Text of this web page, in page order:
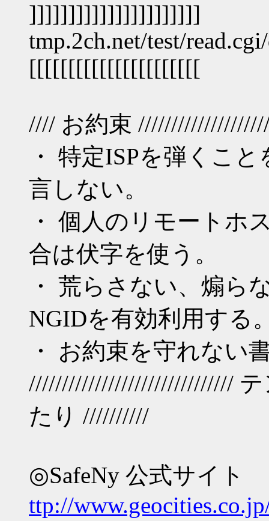
]]]]]]]]]]]]]]]]]]]]]]
tmp.2ch.net/test/
[[[[[[[[[[[[[[[[[[[[[[
//// お約束
・ 特定ISPを弾くこ
言しない。
・ 個人のリモートホ
合は伏字を使う。
・ 荒らさない、煽ら
NGIDを有効利用する
・ お約束を守れない
///////////////////////////////
たり //////////
◎SafeNy 公式サイト
ttp://